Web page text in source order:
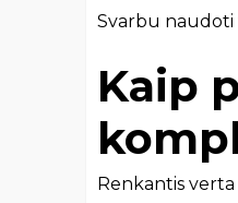
Svarbu
Kaip
Renkantis